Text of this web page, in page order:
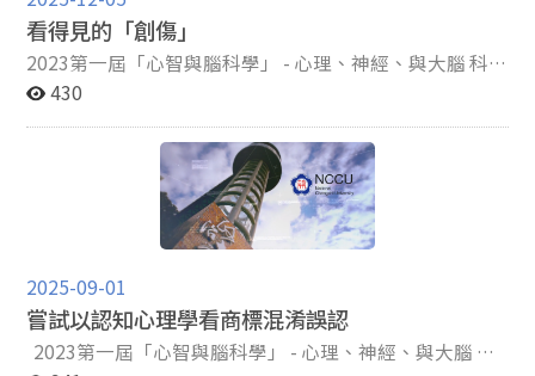
是功能性磁振造影（Functional magnetic resonance
imaging, fMRI）掃描，參與者在掃描時觀看每款遊戲的
圖標（2秒）與影片（30秒），並決定是否想下載這款遊
戲。為了讓參與者的決策更貼近真實情形，研究者告知參
與者，在實驗結束後會隨機抽取一款遊戲讓他們實際下載
並遊玩10分鐘。第二階段是行為實驗，參與者需針對同樣
的遊戲影片進行主觀情緒評分，包含正、負向情緒激發程
度。第三階段則是請參與者填寫「多維度內感覺察量表」
（Multidimensional Assessment of Interoceptive
Awareness, MAIA-2），以此分數作為「內在覺感敏感
性」（Interoceptive sensibility）的指標，並將參與者
分為高低兩組。本研究使用廣義線性混合模型與線性迴歸
分析，比較大腦活化程度（特別是伏隔核(NAcc)、內側前
額葉皮質(mPFC)、前腦島(AIns)及後側樞紐皮質
(temporoparietal junction, TPJ)及背內側前額葉皮質
(dorsomedial prefrontal cortex, dmPFC)的活動狀態來
解釋。 經過一系列嚴謹的實驗、測量及分析過程，最後
得到一些驚人的發現：首先，較高的主觀社經地位之人會
捐款較多的金額，且男性多於女性，而測試者的憂鬱與慢
性壓力跟慈善行為皆無影響，僅慢性壓力與主觀社經地位
呈負相關，表示主觀社經地位越低的人，承受較高的慢性
壓力，因此推論壓力與憂鬱皆無法解釋主觀社會經濟地位
與慈善捐贈之間的關聯。接著，研究也發現主觀社經地位
心智化能力越強。由以上發現可得出一個結論：主觀社經
地位與慈善行為的正相關可透過心智化能力的增加來解釋
其現象。接著是關於腦神經活動的發現，透過功能性磁振
續的努力和訓練來提高自己的恆毅力水平，從而在不斷變
化的環境中取得成功，這對於那些渴望在生活中取得成功
並克服各種挑戰的人來說，培養恆毅力是至關重要的。並
且，在當今快節奏且充滿壓力的社會中，應了解如何發展
恆毅力，以及幫助我們應對日常生活中的挑戰、克服壓力
和焦慮、建立積極的人際關係以及追求個人和職業目標。
通過了解恆毅力的重要性和影響，我們可以更好地應對各
種生活挑戰，並以積極的態度迎接未來的挑戰。 因此，在
本次探討中，我們將深入探討恆毅力它在神經科學和心理
福感、生涯發展和成就等方面的重要性，並且，在恆毅力
的本質、與情緒、人際關係、生活品質和其他人格特質之
間的關聯。通過這種深入的理解，在克服困難、問題解決
Association，2014） GAD的終身盛行率大約為6％，根
據 Behar 等（2009）的研究，GAD的心理病理大致有五種
模型可以解釋，分別是擔憂和廣泛性焦慮症的迴避模型
（AMW）、不確定性不容忍模型（IUM）、後設認知模型
性焦慮症模型（ABM），以下分別說明各模型理論基礎與
對應治療方式。 （1）AMW 模型認為，擔憂會抑制恐懼
情緒的處理，包含恐懼刺激的本身、刺激的回應及恐懼背
後的潛在意涵，從而導致個體無法對恐懼適應與消退。因
此擔憂經常是不好的問題處理方式，而此現象又會回頭增
安全依附關係，可能會使個體將世界視為一個危險的地
方，而 GAD 的個體沒有足夠的資源來因應這些不確定的
事件。 依據 AMW 模型發展的治療方法，包含對外在情
看得見的「創傷」
2023第一屆「心智與腦科學」 - 心理、神經、與大腦 科普
寫作徵文 Ｂ組神經生物科學－佳作：政大莊Ｏ翰 兒時負
精神醫學與諮商/臨床心理領域的重要課題，對孩童心理
健康所造成的影響。這些來自原生家庭的暴力、忽略與失
能都會長遠地影響孩子的自我概念 (Self-Concept)、依附
關係 (Attachment) 與自卑情節 (Inferiority Complex) 等
面相，更提升表觀遺傳學 (Epigenetics) 上身心疾病罹患
防員的一齣職人劇，其中特別提及消防員的心理需求被社
會集體潛意識的漠視，尤其華人社會不善表達情緒與尋求
心理支持的民情顯著；同時近期COVID-19疫情嚴重，警
430
2025-09-01
嘗試以認知心理學看商標混淆誤認